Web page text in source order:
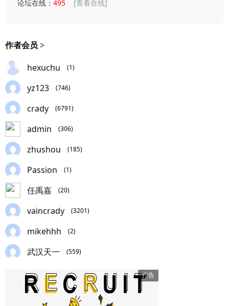
论坛在线： 495 [查看在线]
作者会员 >
hexuchu (1)
yz123 (746)
crady (6791)
admin (306)
zhushou (185)
Passion (1)
任禹嘉 (20)
vaincrady (3201)
mikehhh (2)
武汉天一 (559)